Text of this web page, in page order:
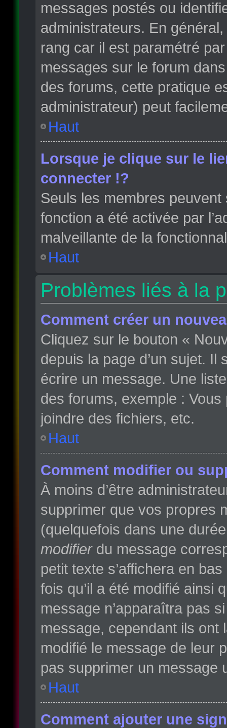
messages postés ou
administrateurs. En
rang car il est paramétré
messages sur le forum
des forums, cette pratique
administrateur) peut
Haut
Lorsque je clique sur le
connecter !?
Seuls les membres
fonction a été activée par
malveillante de la
Haut
Problèmes liés à la
Comment créer un
Cliquez sur le bouton «
depuis la page d’un sujet.
écrire un message. Une
des forums, exemple : Vous
joindre des fichiers, etc.
Haut
Comment modifier ou
À moins d’être
supprimer que vos propres
(quelquefois dans une
modifierdu message
petit texte s’affichera en
fois qu’il a été modifié ainsi
message n’apparaîtra pas
message, cependant ils ont
modifié le message de leur
pas supprimer un message
Haut
Comment ajouter une